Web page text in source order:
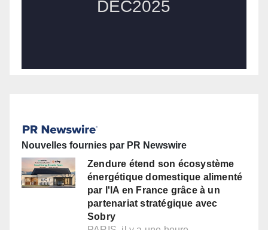
Nouvelles fournies par PR Newswire
Zendure étend son écosystème
énergétique domestique alimenté
par l'IA en France grâce à un
partenariat stratégique avec
Sobry